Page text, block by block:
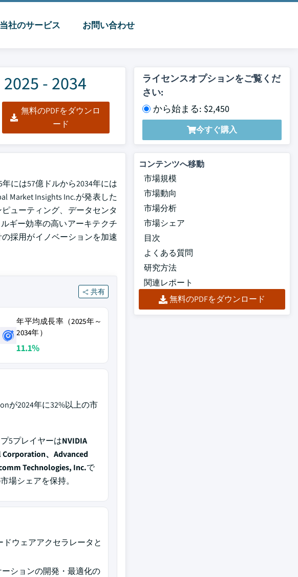
当社のサービス お問い合わせ
- 2034
無料のPDFをダウンロ
ード
ライセンスオプションをご覧くだ
さい:
から始まる: $2,450
今すぐ購入
には57億ドルから2034年には
Market Insights Inc.が発表した
ューティング、データセンタ
ギー効率の高いアーキテクチ
採用がイノベーションを加速
共有
年平均成長率（2025年～
2034年）
11.1%
が2024年に32%以上の市
5プレイヤーはNVIDIA
、Advanced
Technologies, Inc.で
場シェアを保持。
ドウェアアクセラレータと
ーションの開発・最適化の
コンテンツへ移動
市場規模
市場動向
市場分析
市場シェア
目次
よくある質問
研究方法
関連レポート
無料のPDFをダウンロード